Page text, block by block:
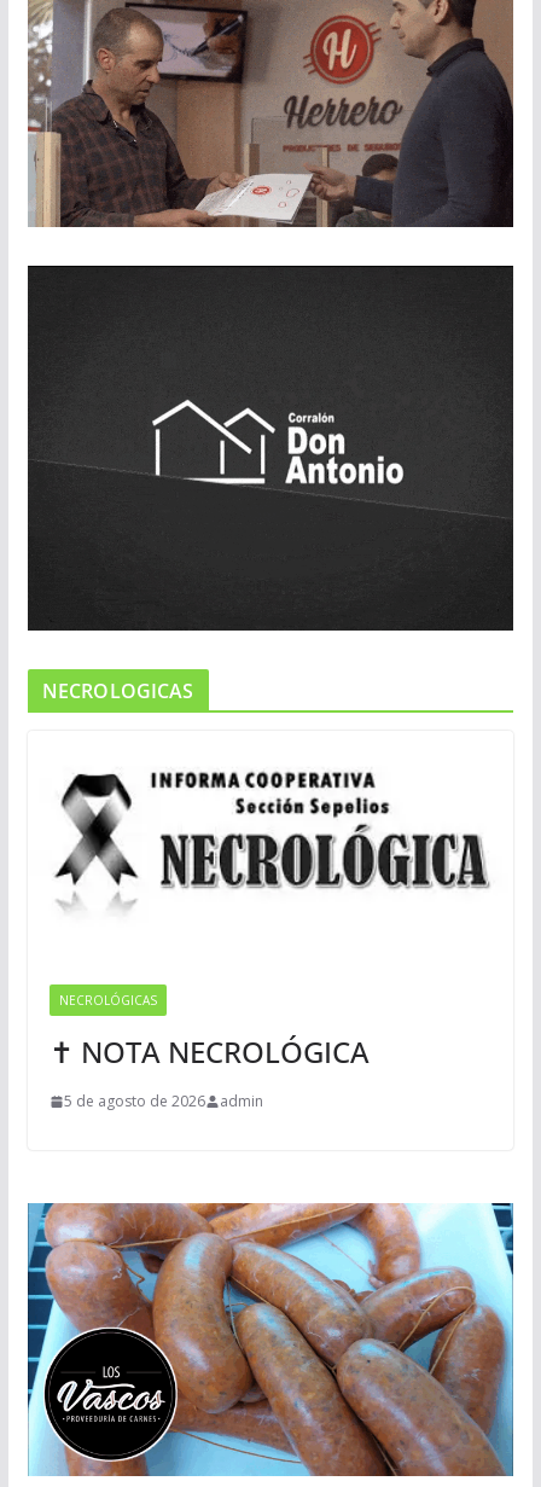
NECROLOGICAS
NECROLÓGICAS
✝ NOTA NECROLÓGICA
5 de agosto de 2026 admin